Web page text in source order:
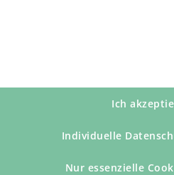
Ich
Individuelle
Nur essenzielle